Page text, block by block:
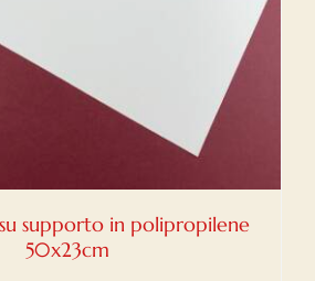
supporto in polipropilene
50x23cm